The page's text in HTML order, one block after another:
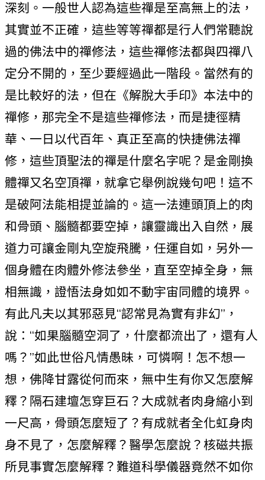
深刻。一般世人認為這些禪是至高無上的法，
其實並不正確，這些等等禪都是行人們常聽說
過的佛法中的禪修法，這些禪修法都與四禪八
定分不開的，至少要經過此一階段。當然有的
是比較好的法，但在《解脫大手印》本法中的
禪修，那完全不是這些禪修法，而是捷徑精
華、一日以代百年、真正至高的快捷佛法禪
修，這些頂聖法的禪是什麼名字呢？是金剛換
體禪又名空頂禪，就拿它舉例說幾句吧！這不
是破阿法能相提並論的。這一法連頭頂上的肉
和骨頭、腦髓都要空掉，讓靈識出入自然，展
道力可讓金剛丸空旋飛騰，任運自如，另外一
個身體在肉體外修法參坐，直至空掉全身，無
相無識，證悟法身如如不動宇宙同體的境界。
有此凡夫以其邪惡見“認常見為實有非幻”，
說：“如果腦髓空洞了，什麼都流出了，還有人
嗎？”如此世俗凡情愚昧，可憐啊！怎不想一
想，佛降甘露從何而來，無中生有你又怎麼解
釋？隔石建壇怎穿巨石？大成就者肉身縮小到
一尺高，骨頭怎麼短了？有成就者全化虹身肉
身不見了，怎麼解釋？醫學怎麼說？核磁共振
所見事實怎麼解釋？難道科學儀器竟然不如你